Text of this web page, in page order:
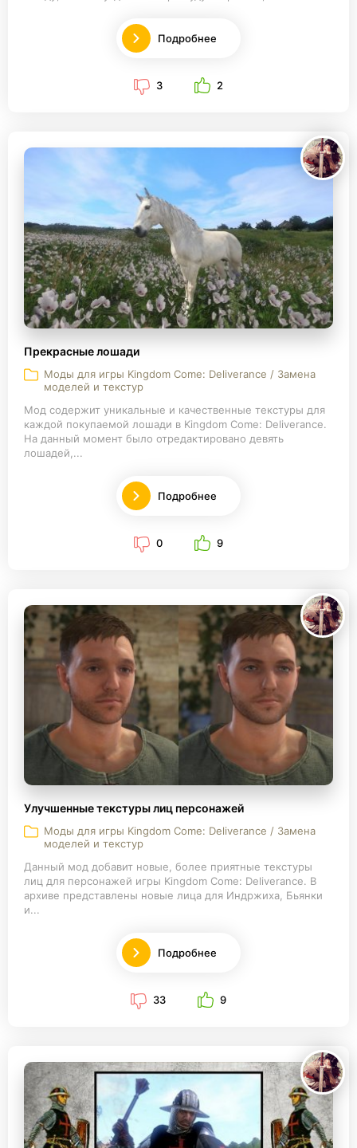
Подробнее
3 2
Прекрасные лошади
Моды для игры Kingdom Come: Deliverance / Замена
моделей и текстур
Мод содержит уникальные и качественные текстуры для
каждой покупаемой лошади в Kingdom Come: Deliverance.
На данный момент было отредактировано девять
лошадей,...
Подробнее
0 9
Улучшенные текстуры лиц персонажей
Моды для игры Kingdom Come: Deliverance / Замена
моделей и текстур
Данный мод добавит новые, более приятные текстуры
лиц для персонажей игры Kingdom Come: Deliverance. В
архиве представлены новые лица для Индржиха, Бьянки
и...
Подробнее
33 9